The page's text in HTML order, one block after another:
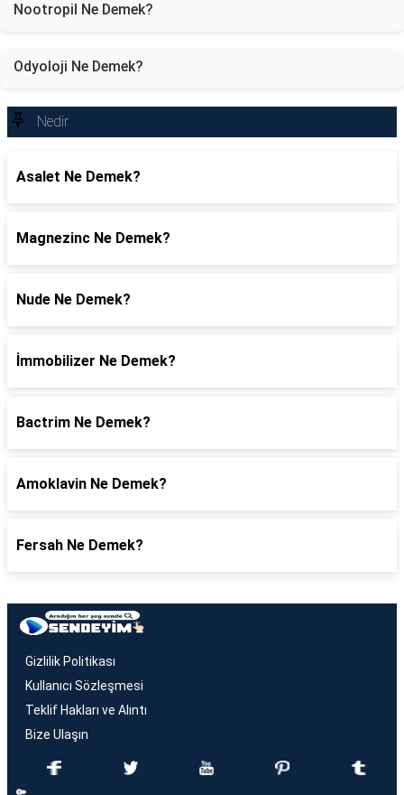
Nootropil Ne Demek?
Odyoloji Ne Demek?
Nedir
Asalet Ne Demek?
Magnezinc Ne Demek?
Nude Ne Demek?
İmmobilizer Ne Demek?
Bactrim Ne Demek?
Amoklavin Ne Demek?
Fersah Ne Demek?
Gizlilik Politikası
Kullanıcı Sözleşmesi
Teklif Hakları ve Alıntı
Bize Ulaşın